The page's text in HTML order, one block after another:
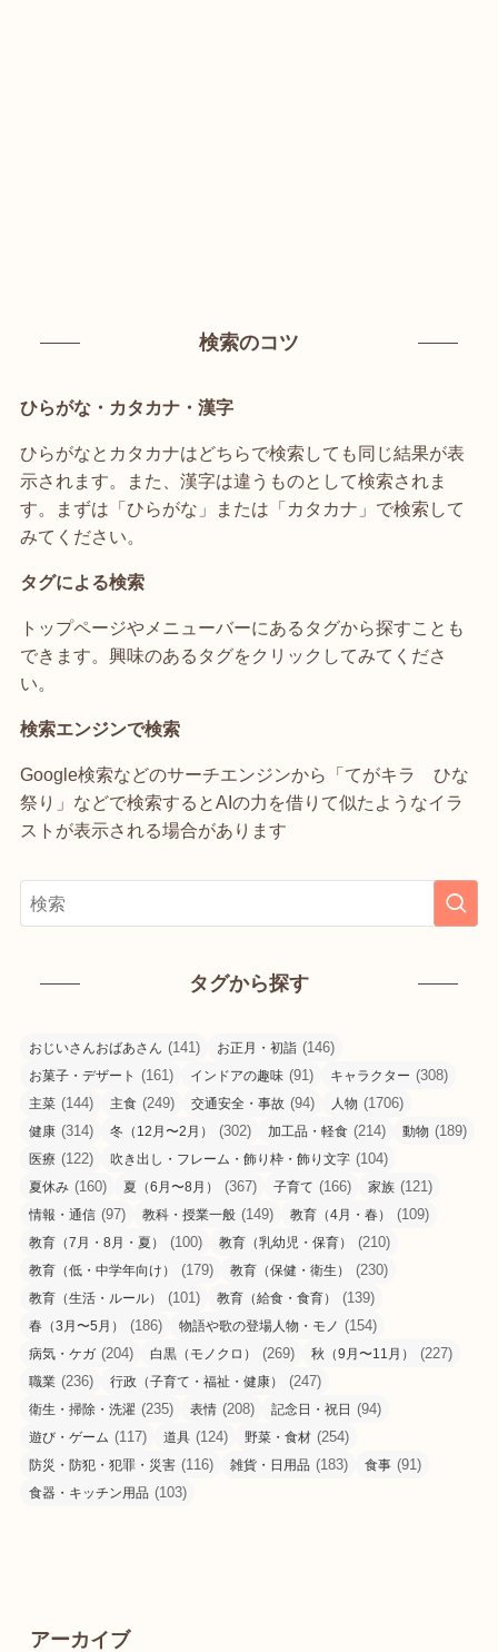
検索のコツ
ひらがな・カタカナ・漢字
ひらがなとカタカナはどちらで検索しても同じ結果が表
示されます。また、漢字は違うものとして検索されま
す。まずは「ひらがな」または「カタカナ」で検索して
みてください。
タグによる検索
トップページやメニューバーにあるタグから探すことも
できます。興味のあるタグをクリックしてみてくださ
い。
検索エンジンで検索
Google検索などのサーチエンジンから「てがキラ ひな
祭り」などで検索するとAIの力を借りて似たようなイラ
ストが表示される場合があります
タグから探す
おじいさんおばあさん (141) お正月・初詣 (146)
お菓子・デザート (161) インドアの趣味 (91) キャラクター (308)
主菜 (144) 主食 (249) 交通安全・事故 (94) 人物 (1706)
健康 (314) 冬（12月〜2月） (302) 加工品・軽食 (214) 動物 (189)
医療 (122) 吹き出し・フレーム・飾り枠・飾り文字 (104)
夏休み (160) 夏（6月〜8月） (367) 子育て (166) 家族 (121)
情報・通信 (97) 教科・授業一般 (149) 教育（4月・春） (109)
教育（7月・8月・夏） (100) 教育（乳幼児・保育） (210)
教育（低・中学年向け） (179) 教育（保健・衛生） (230)
教育（生活・ルール） (101) 教育（給食・食育） (139)
春（3月〜5月） (186) 物語や歌の登場人物・モノ (154)
病気・ケガ (204) 白黒（モノクロ） (269) 秋（9月〜11月） (227)
職業 (236) 行政（子育て・福祉・健康） (247)
衛生・掃除・洗濯 (235) 表情 (208) 記念日・祝日 (94)
遊び・ゲーム (117) 道具 (124) 野菜・食材 (254)
防災・防犯・犯罪・災害 (116) 雑貨・日用品 (183) 食事 (91)
食器・キッチン用品 (103)
アーカイブ